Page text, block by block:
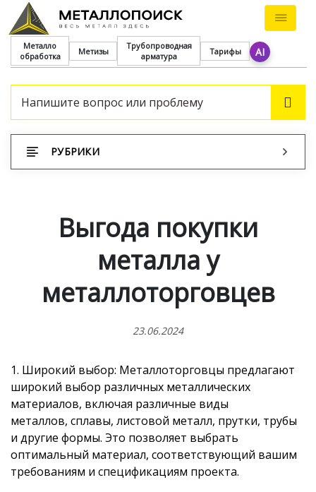
Металло
обработка
Метизы
Трубопроводная
арматура
Тарифы AI
РУБРИКИ
Выгода покупки
металла у
металлоторговцев
23.06.2024
1. Широкий выбор: Металлоторговцы предлагают
широкий выбор различных металлических
материалов, включая различные виды
металлов, сплавы, листовой металл, прутки, трубы
и другие формы. Это позволяет выбрать
оптимальный материал, соответствующий вашим
требованиям и спецификациям проекта.